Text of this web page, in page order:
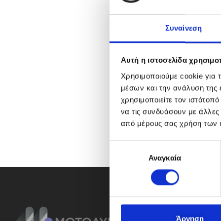
Συναίνεση
Αυτή η ιστοσελίδα
Χρησιμοποιούμε cookie για
μέσων και την ανάλυση της
χρησιμοποιείτε τον
να τις συνδυάσουν με
από μέρους σας χρήση των
ή
Αναγκαία
Άρνηση